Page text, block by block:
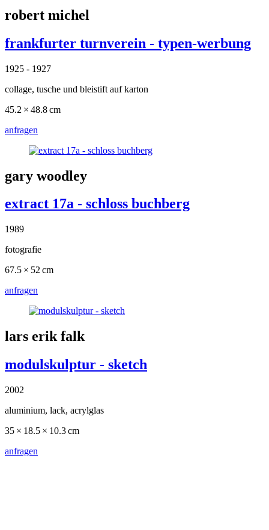
robert michel
frankfurter turnverein - typen-werbung
1925 - 1927
collage, tusche und bleistift auf karton
45.2 × 48.8 cm
anfragen
gary woodley
extract 17a - schloss buchberg
1989
fotografie
67.5 × 52 cm
anfragen
lars erik falk
modulskulptur - sketch
2002
aluminium, lack, acrylglas
35 × 18.5 × 10.3 cm
anfragen